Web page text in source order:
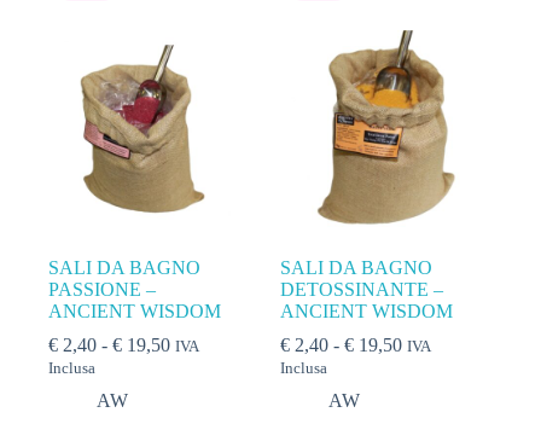
SALI DA BAGNO
PASSIONE –
ANCIENT WISDOM
€ 2,40 - € 19,50 IVA
Inclusa
AW
SALI DA BAGNO
DETOSSINANTE –
ANCIENT WISDOM
€ 2,40 - € 19,50 IVA
Inclusa
AW